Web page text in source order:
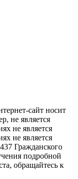
сайт носит
не является
не является
не является
Гражданского
подробной
обращайтесь к